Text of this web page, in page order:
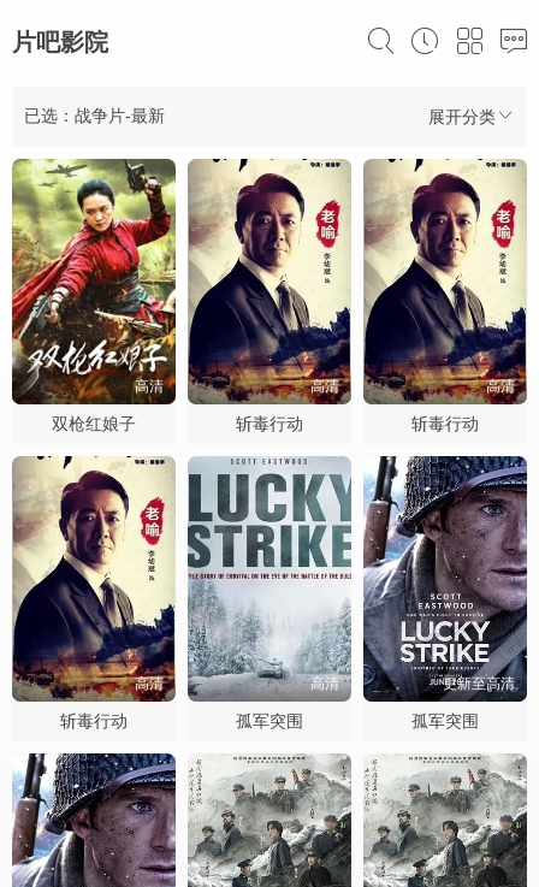
片吧影院
展开分类
已选：战争片-最新
高清
双枪红娘子
高清
斩毒行动
高清
斩毒行动
高清
斩毒行动
高清
孤军突围
更新至高清
孤军突围